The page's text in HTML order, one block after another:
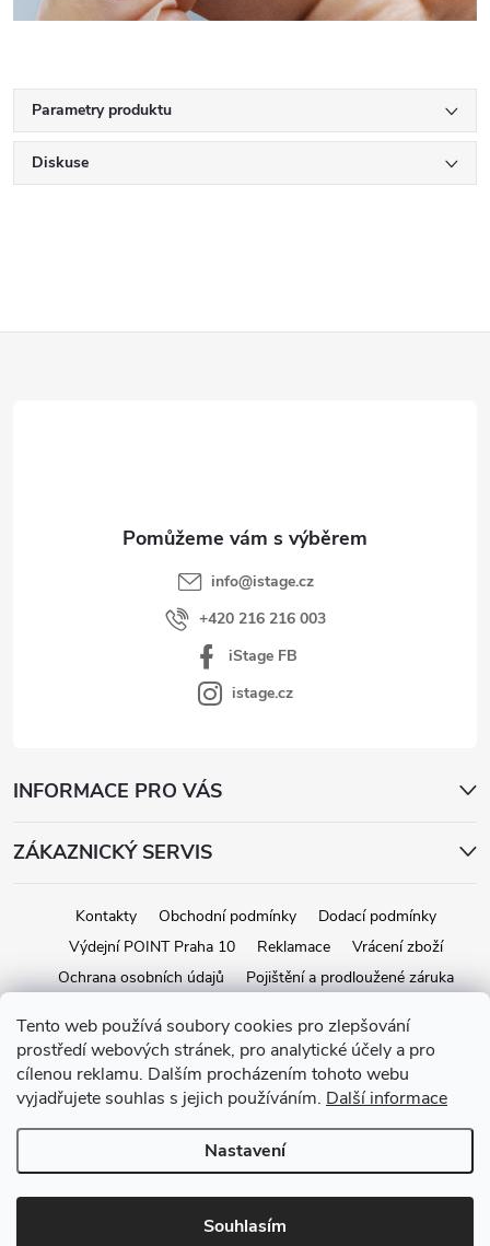
Tento web používá soubory cookies pro zlepšování
prostředí webových stránek, pro analytické účely a pro
cílenou reklamu. Dalším procházením tohoto webu
vyjadřujete souhlas s jejich používáním. Další informace
Nastavení
Souhlasím
Parametry produktu
Diskuse
info@istage.cz
+420 216 216 003
iStage FB
istage.cz
INFORMACE PRO VÁS
ZÁKAZNICKÝ SERVIS
Kontakty Obchodní podmínky
Dodací podmínky
Výdejní POINT Praha 10
Reklamace
Vrácení zboží
Ochrana osobních údajů
Pojištění a prodloužené záruka
Vytvořil Shoptet
Copyright 2026iStage.cz. Všechna práva vyhrazena.Upravit nastavení
cookies